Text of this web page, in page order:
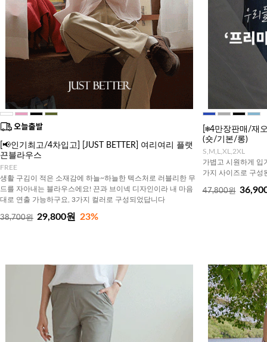
[📢인기최고/4차입고] [JUST BETTER] 여리여리 플랫
끈블라우스
FREE
생활 구김이 적은 소재감에 하늘~하늘한 텍스처로 러블리한 무
드를 자아내는 블라우스에요! 끈과 브이넥 디자인이라 내 마음
대로 연출 가능하구요, 3가지 컬러로 구성되었답니다
38,700원 29,800원 23%
[❄️4만장판매/재
(숏/기본/롱)
S,M,L,XL,2XL
가볍고 시원하게 입
가지 사이즈로 구성
47,800원